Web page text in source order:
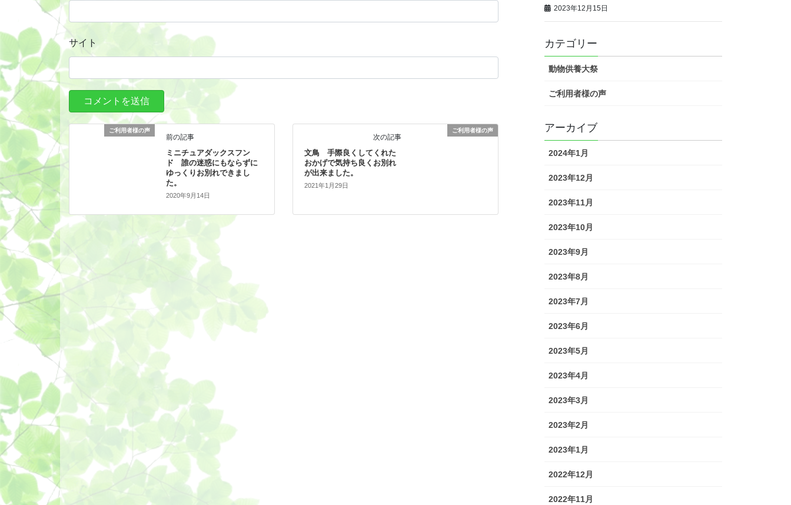
サイト
ご利用者様の声
前の記事
ミニチュアダックスフン
ド 誰の迷惑にもならずに
ゆっくりお別れできまし
た。
2020年9月14日
ご利用者様の声
次の記事
文鳥 手際良くしてくれた
おかげで気持ち良くお別れ
が出来ました。
2021年1月29日
2023年12月15日
カテゴリー
動物供養大祭
ご利用者様の声
アーカイブ
2024年1月
2023年12月
2023年11月
2023年10月
2023年9月
2023年8月
2023年7月
2023年6月
2023年5月
2023年4月
2023年3月
2023年2月
2023年1月
2022年12月
2022年11月